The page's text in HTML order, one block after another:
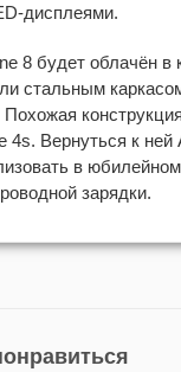
дисплеями.
8 будет облачён в
стальным
Похожая
4s. Вернуться к
в
зарядки.